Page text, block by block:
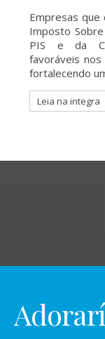
Empresas que
Imposto
PIS e da
favoráveis nos
fortalecendo
Leia na integra